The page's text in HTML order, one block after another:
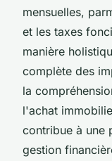
mensuelles,
et les taxes
manière
complète des
la
l'achat
contribue à une
gestion